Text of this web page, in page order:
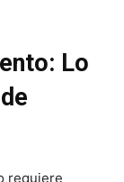
Lo
requiere